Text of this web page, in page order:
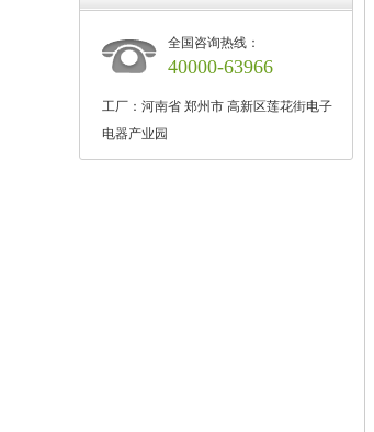
全国咨询热线：
40000-63966
工厂：河南省 郑州市 高新区莲花街电子
电器产业园